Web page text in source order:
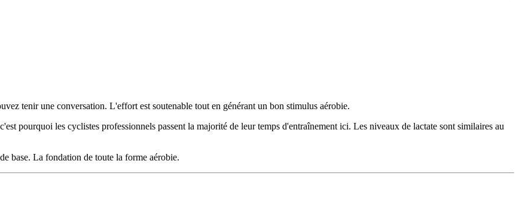
tenir une conversation. L'effort est soutenable tout en générant un bon stimulus aérobie.
pourquoi les cyclistes professionnels passent la majorité de leur temps d'entraînement ici. Les niveaux de lactate sont similaires au
base. La fondation de toute la forme aérobie.